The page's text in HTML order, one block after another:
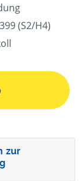
(S2/H4)
zur